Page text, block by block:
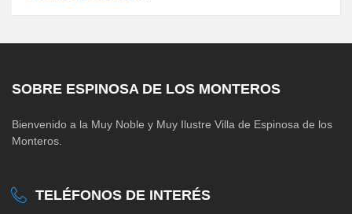
SOBRE ESPINOSA DE LOS MONTEROS
Bienvenido a la Muy Noble y Muy Ilustre Villa de Espinosa de los
Monteros.
TELÉFONOS DE INTERÉS